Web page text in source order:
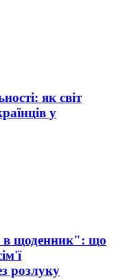
як світ
у
щоденник": що
розлуку